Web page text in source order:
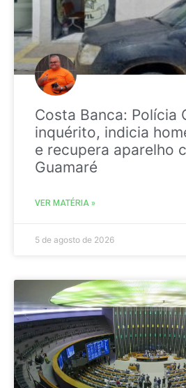
Costa Banca: Polícia
inquérito, indicia
e recupera aparelho
Guamaré
VER MATÉRIA »
5 de agosto de 2026